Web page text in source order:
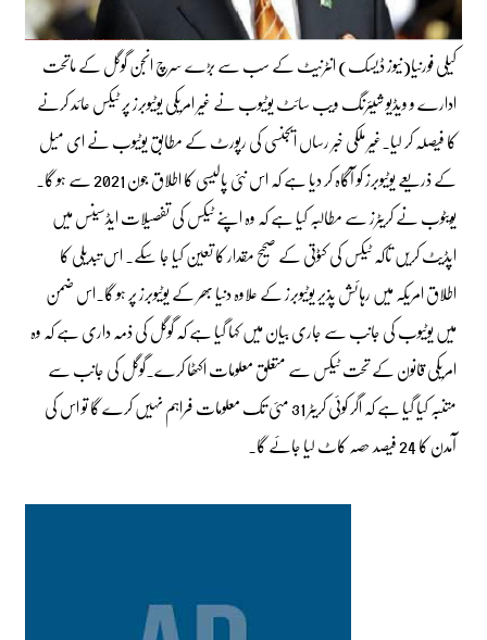
کیلی فورنیا(نیوز ڈیسک) انٹرنیٹ کے سب سے بڑے سرچ انجن گوگل کے ماتحت
ادارے و ویڈیو شیئرنگ ویب سائٹ یوٹیوب نے غیر امریکی یوٹیوبرز پر ٹیکس عائد کرنے
کا فیصلہ کر لیا۔غیر ملکی خبر رساں ایجنسی کی رپورٹ کے مطابق یوٹیوب نے ای میل
کے ذریعے یوٹیوبرز کو آگاہ کر دیا ہے کہ اس نئی پالیسی کا اطلاق جون 2021 سے ہو گا۔
یویٹوب نے کریٹرز سے مطالبہ کیا ہے کہ وہ اپنے ٹیکس کی تفصیلات ایڈسینس میں
اپڈیٹ کریں تاکہ ٹیکس کی کٹوتی کے صحیح مقدار کا تعین کیا جا سکے۔ اس تبدیلی کا
اطلاق امریکہ میں رہائش پذیر یوٹیوبرز کے علاوہ دنیا بھر کے یوٹیوبرز پر ہو گا۔اس ضمن
میں یوٹیوب کی جانب سے جاری بیان میں کہا گیا ہے کہ گوگل کی ذمہ داری ہے کہ وہ
امریکی قانون کے تحت ٹیکس سے متعلق معلومات اکٹھا کرے۔گوگل کی جانب سے
متنبہ کیا گیا ہے کہ اگر کوئی کریٹر 31 مئی تک معلومات فراہم نہیں کرے گا تو اس کی
آمدن کا 24 فیصد حصہ کاٹ لیا جائے گا۔